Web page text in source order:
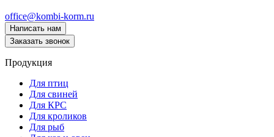
office@kombi-korm.ru
Написать нам
Заказать звонок
Продукция
Для птиц
Для свиней
Для КРС
Для кроликов
Для рыб